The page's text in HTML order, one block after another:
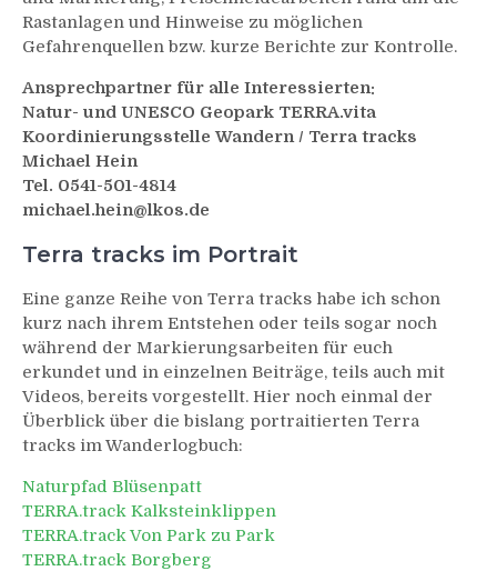
Rastanlagen und Hinweise zu möglichen
Gefahrenquellen bzw. kurze Berichte zur Kontrolle.
Ansprechpartner für alle Interessierten:
Natur- und UNESCO Geopark TERRA.vita
Koordinierungsstelle Wandern / Terra tracks
Michael Hein
Tel. 0541-501-4814
michael.hein@lkos.de
Terra tracks im Portrait
Eine ganze Reihe von Terra tracks habe ich schon
kurz nach ihrem Entstehen oder teils sogar noch
während der Markierungsarbeiten für euch
erkundet und in einzelnen Beiträge, teils auch mit
Videos, bereits vorgestellt. Hier noch einmal der
Überblick über die bislang portraitierten Terra
tracks im Wanderlogbuch:
Naturpfad Blüsenpatt
TERRA.track Kalksteinklippen
TERRA.track Von Park zu Park
TERRA.track Borgberg